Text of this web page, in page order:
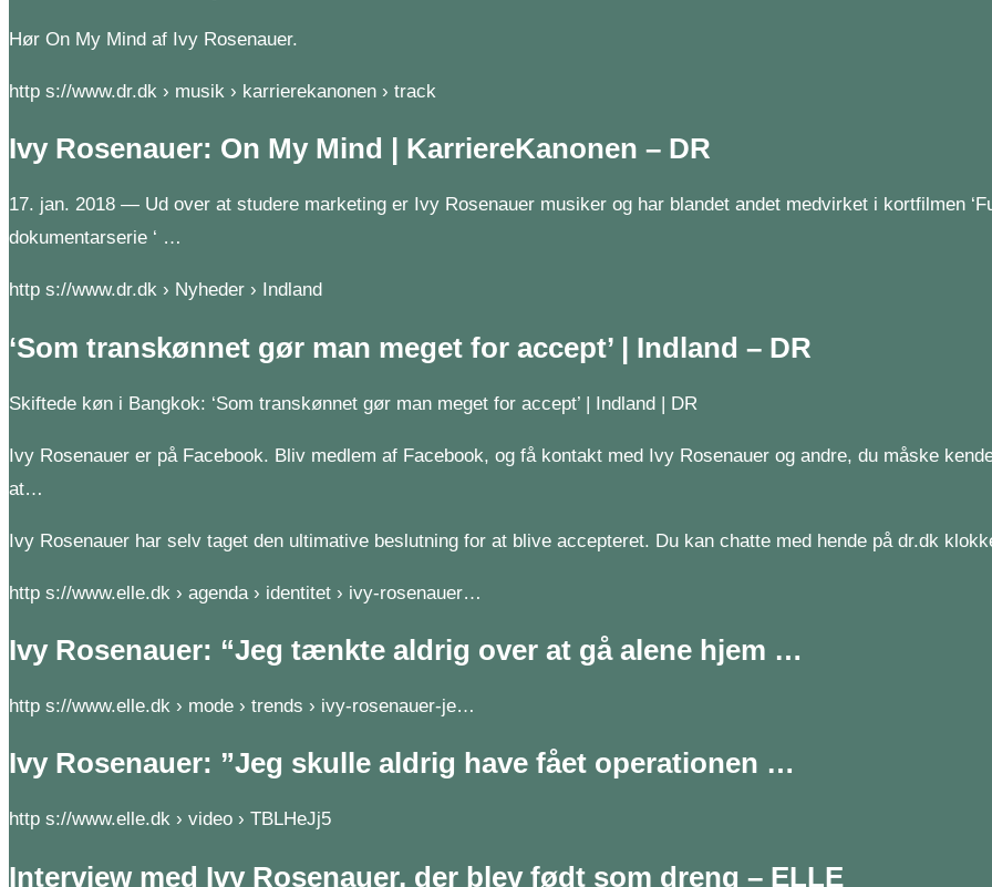
Hør On My Mind af Ivy Rosenauer.
http s://www.dr.dk › musik › karrierekanonen › track
Ivy Rosenauer: On My Mind | KarriereKanonen – DR
17. jan. 2018 — Ud over at studere marketing er Ivy Rosenauer musiker og har blandet andet medvirket i kortfilmen
dokumentarserie ‘ …
http s://www.dr.dk › Nyheder › Indland
‘Som transkønnet gør man meget for accept’ | Indland – DR
Skiftede køn i Bangkok: ‘Som transkønnet gør man meget for accept’ | Indland | DR
Ivy Rosenauer er på Facebook. Bliv medlem af Facebook, og få kontakt med Ivy Rosenauer og andre, du måske
at…
Ivy Rosenauer har selv taget den ultimative beslutning for at blive accepteret. Du kan chatte med hende på dr.dk
http s://www.elle.dk › agenda › identitet › ivy-rosenauer…
Ivy Rosenauer: “Jeg tænkte aldrig over at gå alene hjem …
http s://www.elle.dk › mode › trends › ivy-rosenauer-je…
Ivy Rosenauer: ”Jeg skulle aldrig have fået operationen …
http s://www.elle.dk › video › TBLHeJj5
Interview med Ivy Rosenauer, der blev født som dreng – ELLE